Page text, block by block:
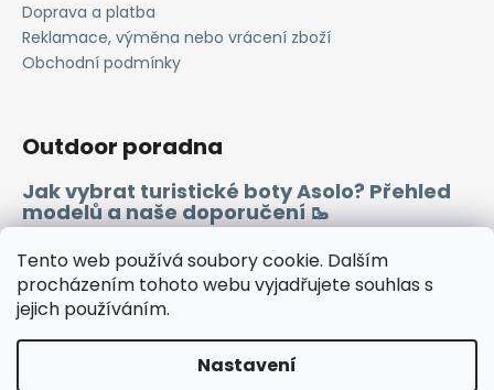
Tento web používá soubory cookie. Dalším
procházením tohoto webu vyjadřujete souhlas s
jejich používáním.
Nastavení
Doprava a platba
Reklamace, výměna nebo vrácení zboží
Obchodní podmínky
Outdoor poradna
Jak vybrat turistické boty Asolo? Přehled
modelů a naše doporučení 🥾